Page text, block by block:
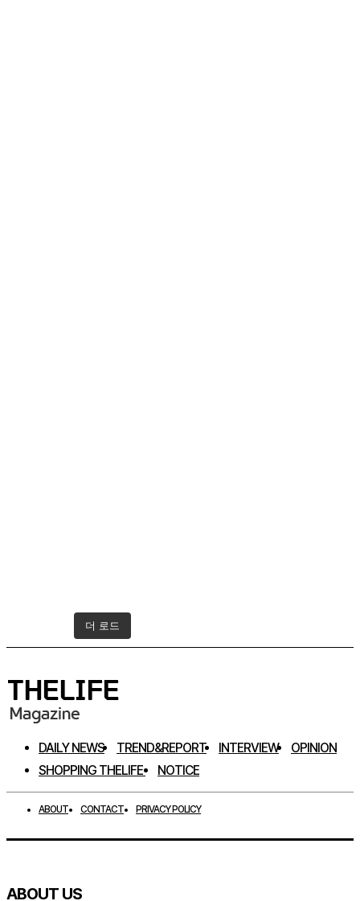
더 로드
DAILY NEWS TREND&REPORT INTERVIEW
OPINION
SHOPPING THELIFE
NOTICE
ABOUT CONTACT PRIVACY POLICY
ABOUT US